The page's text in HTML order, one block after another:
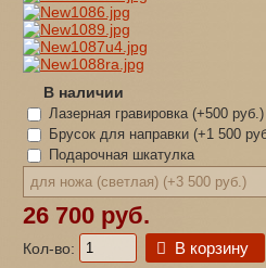
В наличии
Лазерная гравировка (+500 руб. )
Брусок для направки (+1 500
Подарочная шкатулка
26 700 руб.
Кол-во: В корзину